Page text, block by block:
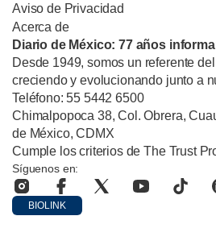
Aviso de Privacidad
Acerca de
Diario de México: 77 años
Desde 1949, somos un referente
creciendo y evolucionando junto a
Teléfono: 55 5442 6500
Chimalpopoca 38, Col. Obrera,
de México, CDMX
Cumple los criterios de The Trust
Síguenos en:
BIOLINK